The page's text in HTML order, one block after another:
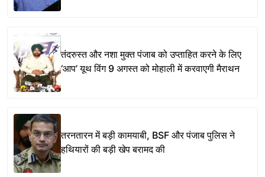
तंदरुस्त और नशा मुक्त पंजाब को उप्ताहित करने के लिए
‘आप’ यूथ विंग 9 अगस्त को मोहाली में करवाएगी मैराथन
तरनतारन में बड़ी कामयाबी, BSF और पंजाब पुलिस ने
हथियारों की बड़ी खेप बरामद की